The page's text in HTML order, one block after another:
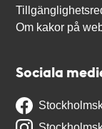
Om kakor på
Sociala